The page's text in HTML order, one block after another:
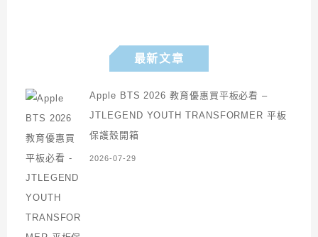
最新文章
Apple BTS 2026 教育優惠買平板必看 –
JTLEGEND YOUTH TRANSFORMER 平板
保護殼開箱
2026-07-29